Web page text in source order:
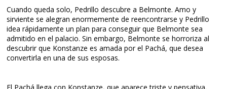
Cuando queda solo, Pedrillo descubre a Belmonte. Amo y
sirviente se alegran enormemente de reencontrarse y Pedrillo
idea rápidamente un plan para conseguir que Belmonte sea
admitido en el palacio. Sin embargo, Belmonte se horroriza al
descubrir que Konstanze es amada por el Pachá, que desea
convertirla en una de sus esposas.